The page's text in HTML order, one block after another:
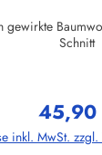
gewirkte
Schnitt
Regulärer
45,90
inkl. MwSt. zzgl.